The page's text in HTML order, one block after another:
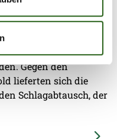
Beginn der
2026/27 sollte eine
das Team von
Gegen den
lieferten sich die
Schlagabtausch, der